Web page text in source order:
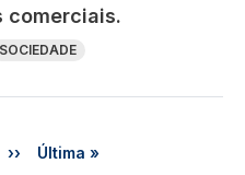
comerciais.
SOCIEDADE
Próxima página
›› Última página
Última »